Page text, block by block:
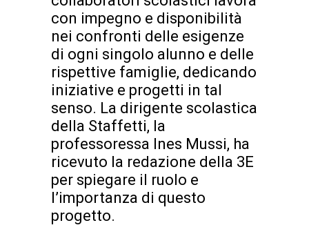
con impegno e disponibilità
nei confronti delle esigenze
di ogni singolo alunno e delle
rispettive famiglie, dedicando
iniziative e progetti in tal
senso. La dirigente scolastica
della Staffetti, la
professoressa Ines Mussi, ha
ricevuto la redazione della 3E
per spiegare il ruolo e
l’importanza di questo
progetto.